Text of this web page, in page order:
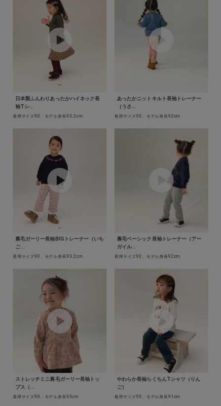
日本製ふんわりあったかハイネック長
袖Tシ...
着用サイズ90、モデル身長93.2cm
あったかニットキルト長袖トレーナー
（うさ...
着用サイズ90、モデル身長92cm
裏毛ガーリー長袖BIGトレーナー（いち
ご...
着用サイズ90、モデル身長93.2cm
裏毛ベーシック長袖トレーナー（アー
ガイル...
着用サイズ90、モデル身長92cm
ストレッチミニ裏毛ガーリー長袖トッ
プス（...
着用サイズ90、モデル身長93cm
やわらか長袖らくちんTシャツ（りん
ご）
着用サイズ90、モデル身長91cm